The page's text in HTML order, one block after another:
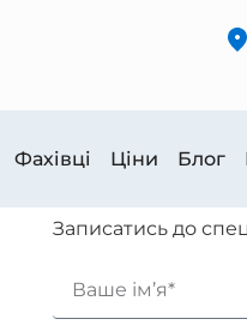
Фахівці Ціни Блог
Записатись до